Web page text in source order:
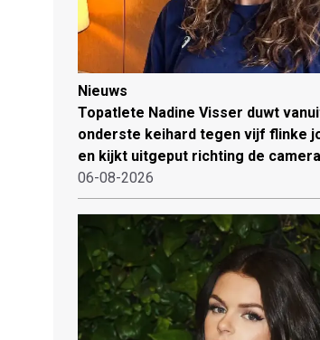
Nieuws
Topatlete Nadine Visser duwt
onderste keihard tegen vijf flinke
en kijkt uitgeput richting de camera
06-08-2026